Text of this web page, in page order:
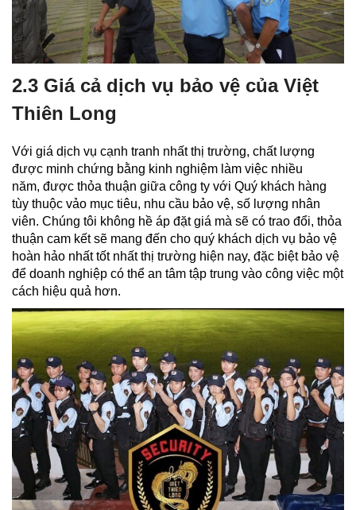
2.3 Giá cả dịch vụ bảo vệ của Việt
Thiên Long
Với giá dịch vụ cạnh tranh nhất thị trường, chất lượng
được minh chứng bằng kinh nghiệm làm việc nhiều
năm, được thỏa thuận giữa công ty với Quý khách hàng
tùy thuộc vảo mục tiêu, nhu cầu bảo vệ, số lượng nhân
viên. Chúng tôi không hề áp đặt giá mà sẽ có trao đổi, thỏa
thuận cam kết sẽ mang đến cho quý khách dịch vụ bảo vệ
hoàn hảo nhất tốt nhất thị trường hiện nay, đặc biệt bảo vệ
để doanh nghiệp có thể an tâm tập trung vào công việc một
cách hiệu quả hơn.